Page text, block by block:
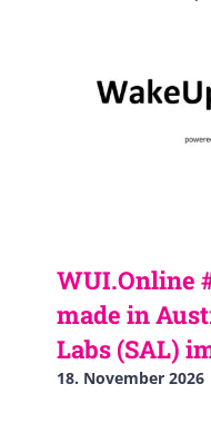
WUI.Online
made in
Labs (SAL)
18. November 2026